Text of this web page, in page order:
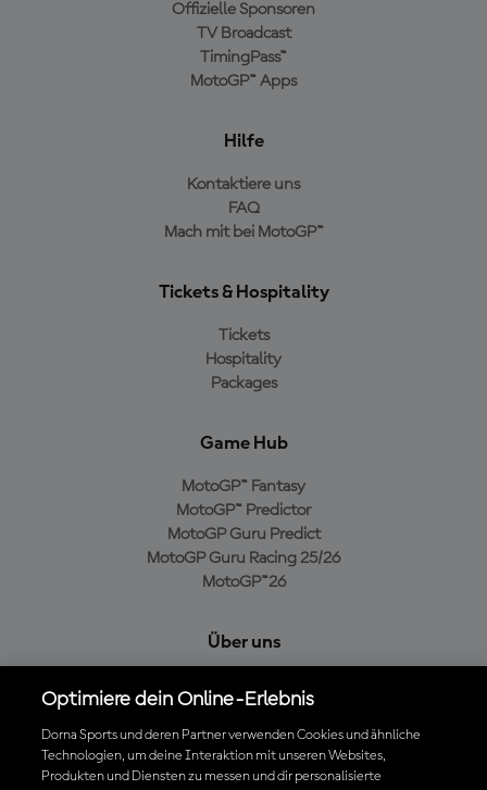
Offizielle Sponsoren
TV Broadcast
TimingPass™
MotoGP™ Apps
Hilfe
Kontaktiere uns
FAQ
Mach mit bei MotoGP™
Tickets & Hospitality
Tickets
Hospitality
Packages
Game Hub
MotoGP™ Fantasy
MotoGP™ Predictor
MotoGP Guru Predict
MotoGP Guru Racing 25/26
MotoGP™26
Über uns
Cookie-Richtlinien
Geschäftsbedingungen
Datenschutzrichtlinien
Kaufrichtlinie
Optimiere dein Online-Erlebnis
Dorna Sports und deren Partner verwenden Cookies und ähnliche
Technologien, um deine Interaktion mit unseren Websites,
Produkten und Diensten zu messen und dir personalisierte